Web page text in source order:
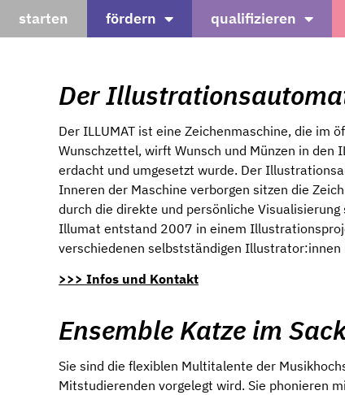
starten fördern qualifizieren
Der
Der ILLUMAT ist eine Zeichenmaschine, die
Wunschzettel, wirft Wunsch und Münzen in den
erdacht und umgesetzt wurde. Der
Inneren der Maschine verborgen sitzen die
durch die direkte und persönliche
Illumat entstand 2007 in einem
verschiedenen selbstständigen
>>> Infos und Kontakt
Ensemble Katze im
Sie sind die flexiblen Multitalente der
Mitstudierenden vorgelegt wird. Sie phonieren